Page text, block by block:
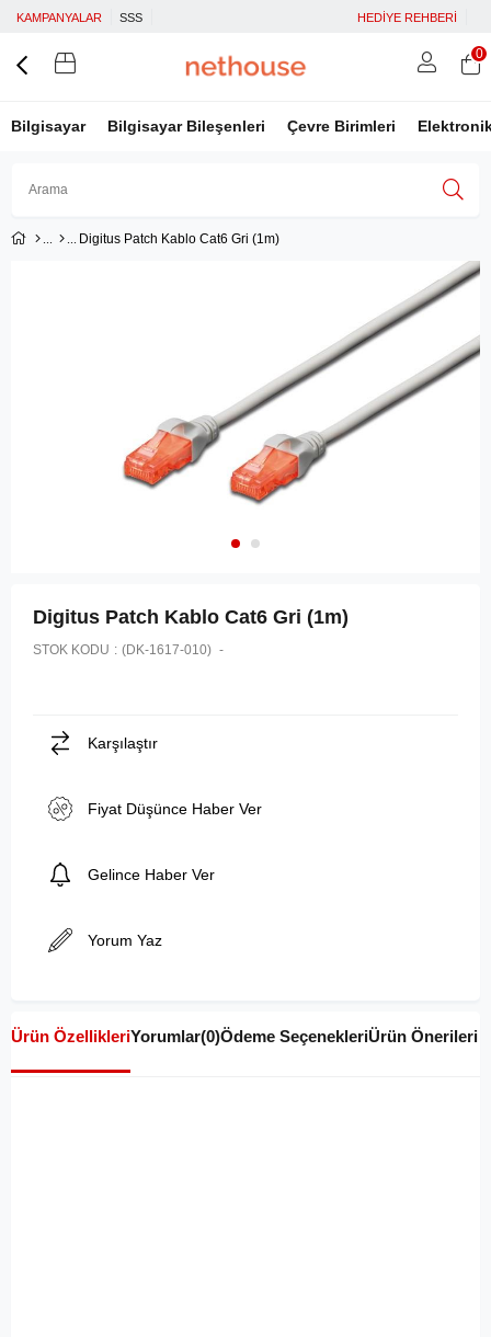
KAMPANYALAR SSS HEDİYE REHBERİ
Bilgisayar Bilgisayar Bileşenleri Çevre Birimleri
Facebook İle Bağlan
0
Digitus Patch Kablo Cat6 Gri (1m)
Digitus Patch Kablo Cat6 Gri (1m)
STOK KODU (DK-1617-010)
Karşılaştır
Fiyat Düşünce Haber Ver
Gelince Haber Ver
Yorum Yaz
Ürün ÖzellikleriYorumlar(0)Ödeme SeçenekleriÜrün Önerileri